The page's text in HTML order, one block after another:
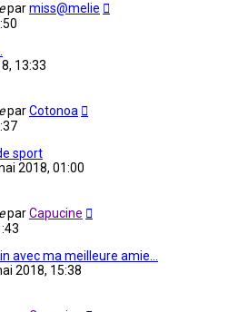
parmiss@melie
13:33
parCotonoa
sport
2018, 01:00
parCapucine
avec ma meilleure amie...
2018, 15:38